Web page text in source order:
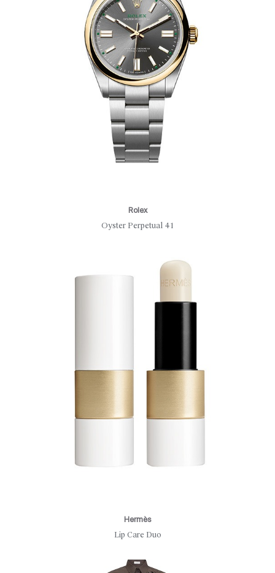
Rolex
Oyster Perpetual 41
Hermès
Lip Care Duo